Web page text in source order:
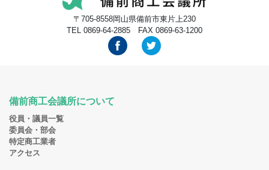
〒705-8558岡山県備前市東片上230
TEL 0869-64-2885 FAX 0869-63-1200
備前商工会議所について
役員・議員一覧
委員会・部会
特定商工業者
アクセス